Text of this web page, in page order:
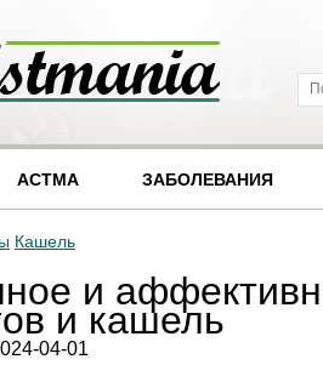
АСТМА ЗАБОЛЕВАНИЯ
Кашель
и
и кашель
04-01